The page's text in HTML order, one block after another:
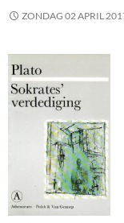
ZONDAG 02 APRIL